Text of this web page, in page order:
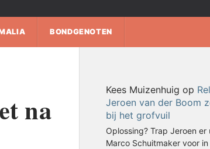
BONDGENOTEN
na
Kees Muizenhuig op
Jeroen van der Boom
bij het grofvuil
Oplossing? Trap Jeroen
Marco Schuitmaker voor